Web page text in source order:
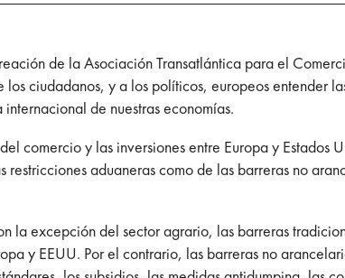
de la Asociación Transatlántica para el
ciudadanos, y a los políticos, europeos entender
de nuestras economías.
y las inversiones entre Europa y Estados
aduaneras como de las barreras no
la excepción del sector agrario, las barreras
y EEUU. Por el contrario, las barreras no